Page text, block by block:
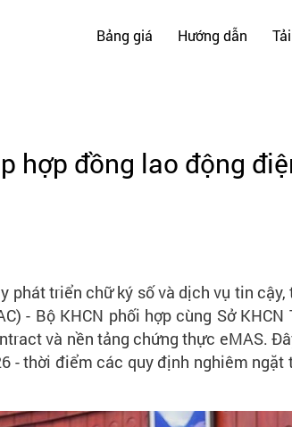
Bảng giá Hướng dẫn
hợp đồng lao động
phát triển chữ ký số và dịch vụ tin
- Bộ KHCN phối hợp cùng Sở
và nền tảng chứng thực eMAS.
- thời điểm các quy định nghiêm